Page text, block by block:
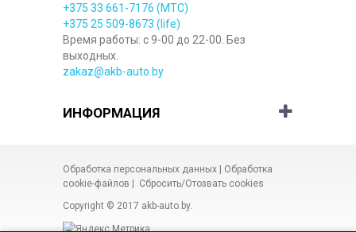
+375 33 661-7176 (МТС)
+375 25 509-8673 (life)
Время работы: с 9-00 до 22-00. Без
выходных.
zakaz@akb-auto.by
ИНФОРМАЦИЯ
Обработка персональных данных | Обработка
cookie-файлов | Сбросить/Отозвать cookies
Copyright © 2017 akb-auto.by.